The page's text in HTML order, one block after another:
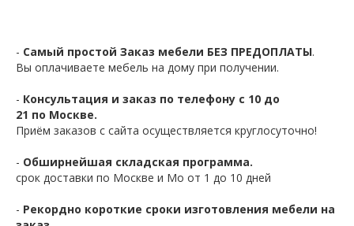
- Самый простой Заказ мебели БЕЗ ПРЕДОПЛАТЫ.
Вы оплачиваете мебель на дому при получении.
- Консультация и заказ по телефону с 10 до
21 по Москве.
Приём заказов с сайта осуществляется круглосуточно!
- Обширнейшая складская программа.
срок доставки по Москве и Мо от 1 до 10 дней
- Рекордно короткие сроки изготовления мебели на